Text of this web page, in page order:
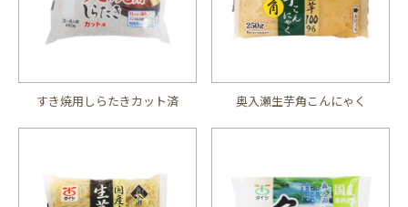
すき焼用しらたきカット済 奥入瀬生芋角こんにゃく